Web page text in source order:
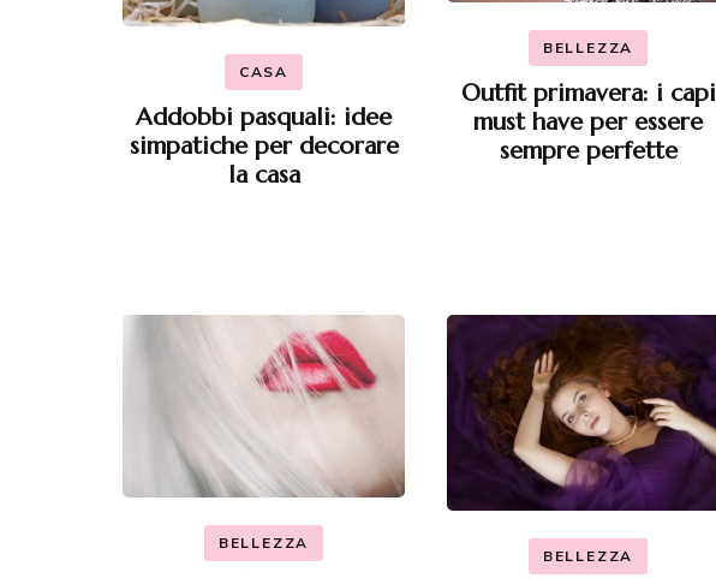
CASA
Addobbi pasquali: idee
simpatiche per decorare
la casa
BELLEZZA
Outfit primavera: i capi
must have per essere
sempre perfette
BELLEZZA
BELLEZZA